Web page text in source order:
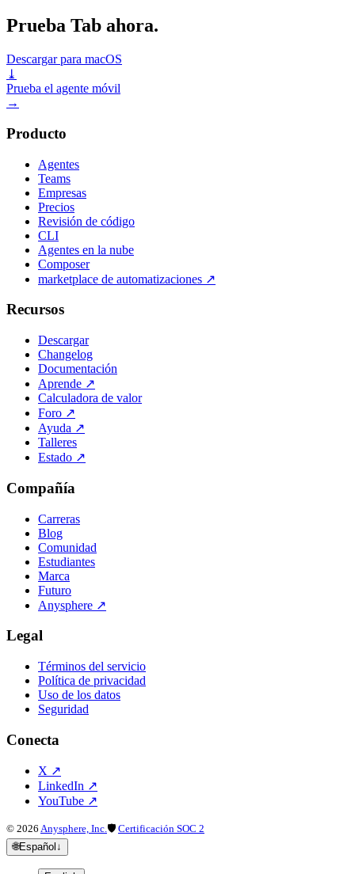
Prueba Tab ahora.
Descargar para macOS
⤓
Prueba el agente móvil
→
Producto
Agentes
Teams
Empresas
Precios
Revisión de código
CLI
Agentes en la nube
Composer
marketplace de automatizaciones ↗
Recursos
Descargar
Changelog
Documentación
Aprende ↗
Calculadora de valor
Foro ↗
Ayuda ↗
Talleres
Estado ↗
Compañía
Carreras
Blog
Comunidad
Estudiantes
Marca
Futuro
Anysphere ↗
Legal
Términos del servicio
Política de privacidad
Uso de los datos
Seguridad
Conecta
X ↗
LinkedIn ↗
YouTube ↗
© 2026 Anysphere, Inc.🛡 Certificación SOC 2
🌐Español ↓